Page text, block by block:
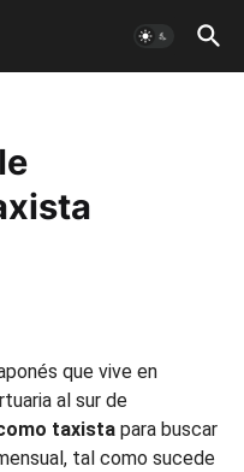
que vive en
al sur de
taxista para buscar
tal como sucede